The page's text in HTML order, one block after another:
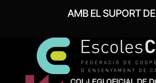
AMB EL SUPORT DE